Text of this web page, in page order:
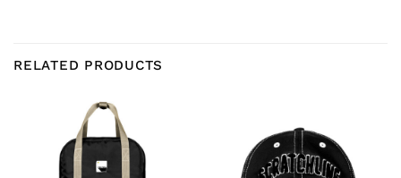
RELATED PRODUCTS